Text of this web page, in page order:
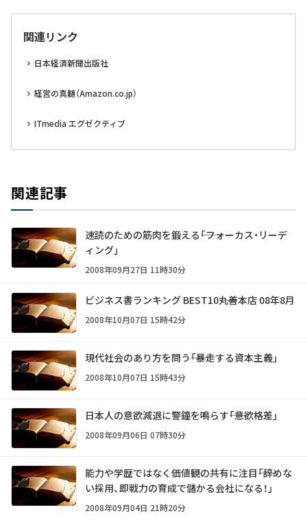
関連リンク
日本経済新聞出版社
経営の真髄（Amazon.co.jp）
ITmedia エグゼクティブ
関連記事
速読のための筋肉を鍛える――「フォーカス・リーデ
ィング」
2008年09月27日 11時30分
ビジネス書ランキング BEST10――丸善本店 08年8月
2008年10月07日 15時42分
現代社会のあり方を問う――「暴走する資本主義」
2008年10月07日 15時43分
日本人の意欲減退に警鐘を鳴らす――「意欲格差」
2008年09月06日 07時30分
能力や学歴ではなく価値観の共有に注目――「辞めな
い採用、即戦力の育成で儲かる会社になる！」
2008年09月04日 21時20分